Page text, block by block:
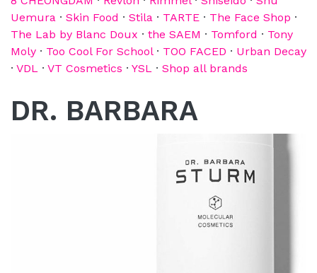
Uemura · Skin Food · Stila · TARTE · The Face Shop ·
The Lab by Blanc Doux · the SAEM · Tomford · Tony
Moly · Too Cool For School· TOO FACED · Urban Decay
· VDL · VT Cosmetics · YSL · Shop all brands
DR. BARBARA